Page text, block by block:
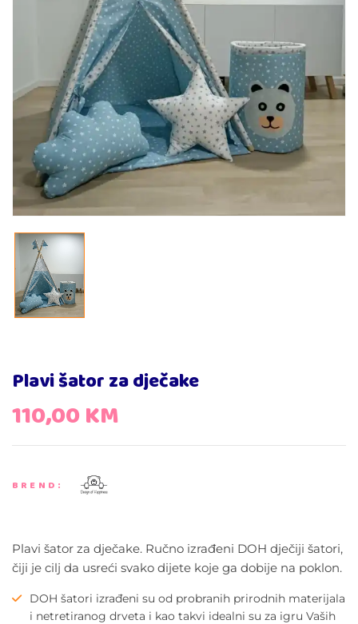
Plavi šator za dječake
110,00KM
BREND:
Plavi šator za dječake. Ručno izrađeni DOH dječiji šatori,
čiji je cilj da usreći svako dijete koje ga dobije na poklon.
DOH šatori izrađeni su od probranih prirodnih materijala
i netretiranog drveta i kao takvi idealni su za igru Vaših